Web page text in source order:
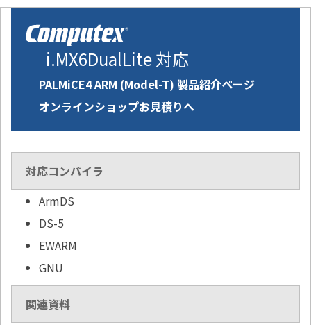
i.MX6DualLite 対応
PALMiCE4 ARM (Model-T) 製品紹介ページ
オンラインショップお見積りへ
対応コンパイラ
ArmDS
DS-5
EWARM
GNU
関連資料